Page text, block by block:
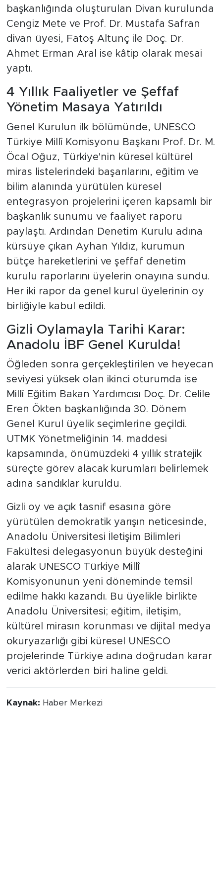
başkanlığında oluşturulan Divan kurulunda
Cengiz Mete ve Prof. Dr. Mustafa Safran
divan üyesi, Fatoş Altunç ile Doç. Dr.
Ahmet Erman Aral ise kâtip olarak mesai
yaptı.
4 Yıllık Faaliyetler ve Şeffaf
Yönetim Masaya Yatırıldı
Genel Kurulun ilk bölümünde, UNESCO
Türkiye Millî Komisyonu Başkanı Prof. Dr. M.
Öcal Oğuz, Türkiye'nin küresel kültürel
miras listelerindeki başarılarını, eğitim ve
bilim alanında yürütülen küresel
entegrasyon projelerini içeren kapsamlı bir
başkanlık sunumu ve faaliyet raporu
paylaştı. Ardından Denetim Kurulu adına
kürsüye çıkan Ayhan Yıldız, kurumun
bütçe hareketlerini ve şeffaf denetim
kurulu raporlarını üyelerin onayına sundu.
Her iki rapor da genel kurul üyelerinin oy
birliğiyle kabul edildi.
Gizli Oylamayla Tarihi Karar:
Anadolu İBF Genel Kurulda!
Öğleden sonra gerçekleştirilen ve heyecan
seviyesi yüksek olan ikinci oturumda ise
Millî Eğitim Bakan Yardımcısı Doç. Dr. Celile
Eren Ökten başkanlığında 30. Dönem
Genel Kurul üyelik seçimlerine geçildi.
UTMK Yönetmeliğinin 14. maddesi
kapsamında, önümüzdeki 4 yıllık stratejik
süreçte görev alacak kurumları belirlemek
adına sandıklar kuruldu.
Gizli oy ve açık tasnif esasına göre
yürütülen demokratik yarışın neticesinde,
Anadolu Üniversitesi İletişim Bilimleri
Fakültesi delegasyonun büyük desteğini
alarak UNESCO Türkiye Millî
Komisyonunun yeni döneminde temsil
edilme hakkı kazandı. Bu üyelikle birlikte
Anadolu Üniversitesi; eğitim, iletişim,
kültürel mirasın korunması ve dijital medya
okuryazarlığı gibi küresel UNESCO
projelerinde Türkiye adına doğrudan karar
verici aktörlerden biri haline geldi.
Kaynak: Haber Merkezi